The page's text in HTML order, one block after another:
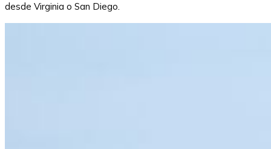
desde Virginia o San Diego.